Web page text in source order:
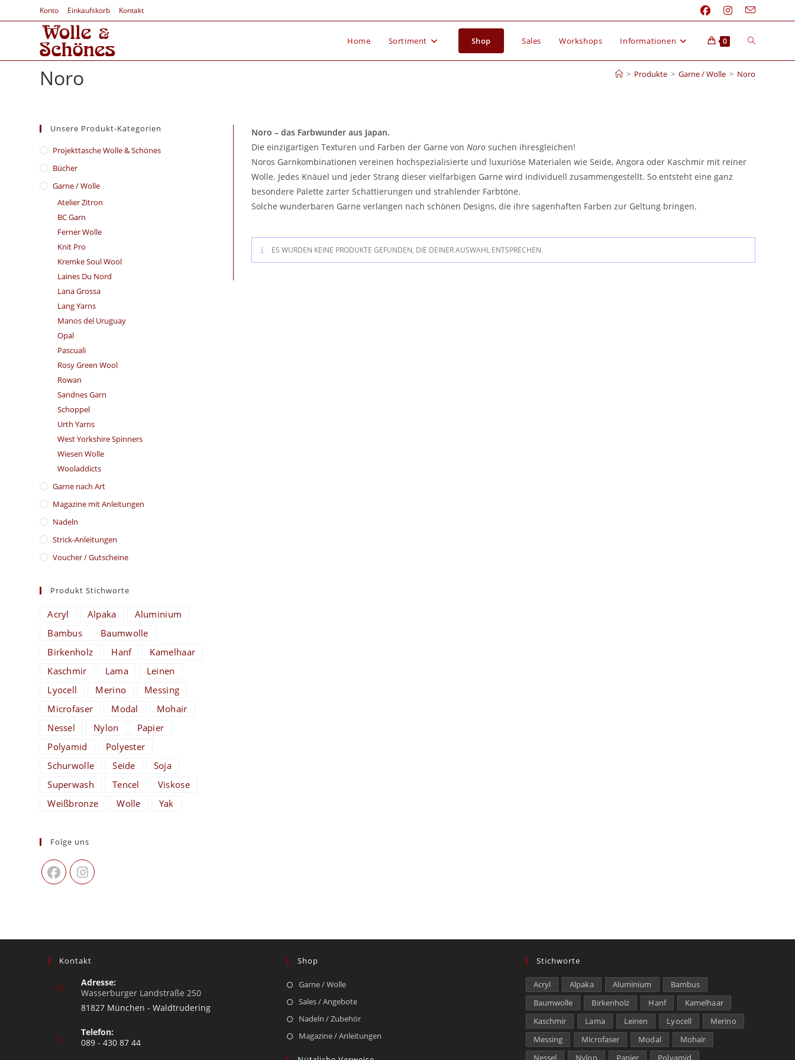
Konto Einkaufskorb Kontakt
Home Sortiment Shop Sales Workshops Informationen 0
Noro > Produkte > Garne / Wolle > Noro
Noro – das Farbwunder aus Japan.
Die einzigartigen Texturen und Farben der Garne von Norosuchen ihresgleichen!
Noros Garnkombinationen vereinen hochspezialisierte und luxuriöse Materialen wie Seide, Angora oder Kaschmir mit reiner
Wolle. Jedes Knäuel und jeder Strang dieser vielfarbigen Garne wird individuell zusammengestellt. So entsteht eine ganz
besondere Palette zarter Schattierungen und strahlender Farbtöne.
Solche wunderbaren Garne verlangen nach schönen Designs, die ihre sagenhaften Farben zur Geltung bringen.
ES WURDEN KEINE PRODUKTE GEFUNDEN, DIE DEINER AUSWAHL ENTSPRECHEN.
Unsere Produkt-Kategorien
​Projekttasche Wolle & Schönes
Bücher
Garne / Wolle
Atelier Zitron
BC Garn
Ferner Wolle
Knit Pro
Kremke Soul Wool
Laines Du Nord
Lana Grossa
Lang Yarns
Manos del Uruguay
Opal
Pascuali
Rosy Green Wool
Rowan
Sandnes Garn
Schoppel
Urth Yarns
West Yorkshire Spinners
Wiesen Wolle
Wooladdicts
Garne nach Art
Magazine mit Anleitungen
Nadeln
Strick-Anleitungen
Voucher / Gutscheine
Produkt Stichworte
Acryl Alpaka
Aluminium
Bambus
Baumwolle
Birkenholz
Hanf
Kamelhaar
Kaschmir
Lama
Leinen
Lyocell
Merino
Messing
Microfaser
Modal
Mohair
Nessel
Nylon
Papier
Polyamid
Polyester
Schurwolle
Seide
Soja
Superwash
Tencel
Viskose
Weißbronze
Wolle Yak
Folge uns
Kontakt
Adresse:
Wasserburger Landstraße 250
81827 München - Waldtrudering
Telefon:
089 - 430 87 44
Shop
Garne / Wolle
Sales / Angebote
Nadeln / Zubehör
Magazine / Anleitungen
Stichworte
Acryl Alpaka Aluminium
Bambus
Baumwolle
Birkenholz Hanf
Kamelhaar
Kaschmir
Lama Leinen Lyocell
Merino
Messing
Microfaser Modal
Mohair
Nessel
Nylon Papier Polyamid